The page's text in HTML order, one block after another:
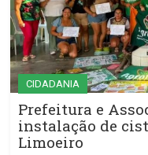
CIDADANIA
Prefeitura e
instalação de
Limoeiro